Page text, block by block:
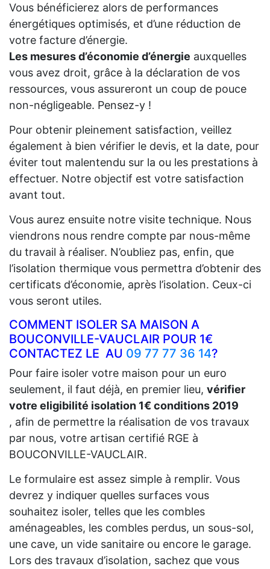
Vous bénéficierez alors de performances
énergétiques optimisés, et d’une réduction de
votre facture d’énergie.
Les mesures d’économie d’énergie auxquelles
vous avez droit, grâce à la déclaration de vos
ressources, vous assureront un coup de pouce
non-négligeable. Pensez-y !
Pour obtenir pleinement satisfaction, veillez
également à bien vérifier le devis, et la date, pour
éviter tout malentendu sur la ou les prestations à
effectuer. Notre objectif est votre satisfaction
avant tout.
Vous aurez ensuite notre visite technique. Nous
viendrons nous rendre compte par nous-même
du travail à réaliser. N’oubliez pas, enfin, que
l’isolation thermique vous permettra d’obtenir des
certificats d’économie, après l’isolation. Ceux-ci
vous seront utiles.
COMMENT ISOLER SA MAISON A
BOUCONVILLE-VAUCLAIR POUR 1€
CONTACTEZ LE AU 09 77 77 36 14?
Pour faire isoler votre maison pour un euro
seulement, il faut déjà, en premier lieu, vérifier
votre eligibilité isolation 1€ conditions 2019
, afin de permettre la réalisation de vos travaux
par nous, votre artisan certifié RGE à
BOUCONVILLE-VAUCLAIR.
Le formulaire est assez simple à remplir. Vous
devrez y indiquer quelles surfaces vous
souhaitez isoler, telles que les combles
aménageables, les combles perdus, un sous-sol,
une cave, un vide sanitaire ou encore le garage.
Lors des travaux d’isolation, sachez que vous